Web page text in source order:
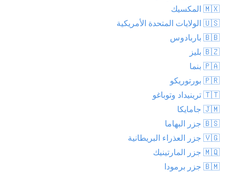
🇲🇽 المكسيك
🇺🇸 الولايات المتحدة الأمريكية
🇧🇧 باربادوس
🇧🇿 بليز
🇵🇦 بنما
🇵🇷 بورتوريكو
🇹🇹 ترينيداد وتوباغو
🇯🇲 جامايكا
🇧🇸 جزر البهاما
🇻🇬 جزر العذراء البريطانية
🇲🇶 جزر المارتينيك
🇧🇲 جزر برمودا